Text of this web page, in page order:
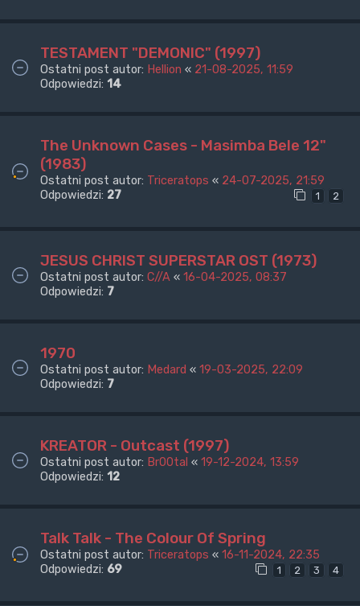
TESTAMENT "DEMONIC" (1997)
Ostatni post autor: Hellion « 21-08-2025, 11:59
Odpowiedzi: 14
The Unknown Cases - Masimba Bele 12"
(1983)
Ostatni post autor: Triceratops « 24-07-2025, 21:59
Odpowiedzi: 27 1 2
JESUS CHRIST SUPERSTAR OST (1973)
Ostatni post autor: C//A « 16-04-2025, 08:37
Odpowiedzi: 7
1970
Ostatni post autor: Medard « 19-03-2025, 22:09
Odpowiedzi: 7
KREATOR - Outcast (1997)
Ostatni post autor: Br00tal « 19-12-2024, 13:59
Odpowiedzi: 12
Talk Talk - The Colour Of Spring
Ostatni post autor: Triceratops « 16-11-2024, 22:35
Odpowiedzi: 69 1 2 3 4